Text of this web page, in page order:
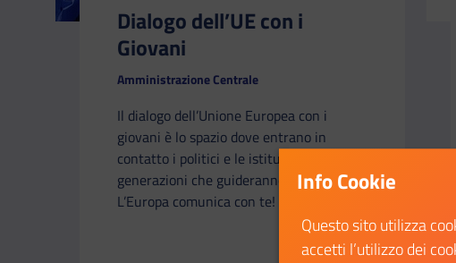
Dialogo dell’UE con i
Giovani
Amministrazione Centrale
Il dialogo dell’Unione Europea con i
giovani è lo spazio dove entrano in
contatto i politici e le istituzioni con le
generazioni che guideranno il futuro.
L’Europa comunica con te!
Info Cookie
Questo sito utilizza
accetti l’utilizzo dei